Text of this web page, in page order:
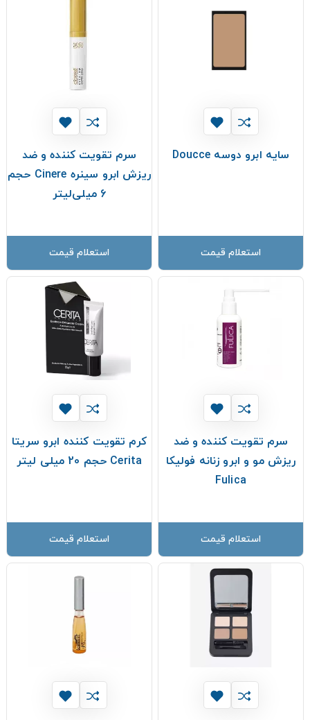
سایه ابرو دوسه Doucce
استعلام قیمت
سرم تقویت کننده و ضد
ریزش ابرو سینره Cinere حجم
6 میلی‌لیتر
استعلام قیمت
سرم تقویت کننده و ضد
ریزش مو و ابرو زنانه فولیکا
Fulica
استعلام قیمت
کرم تقویت کننده ابرو سریتا
Cerita حجم 20 میلی لیتر
استعلام قیمت